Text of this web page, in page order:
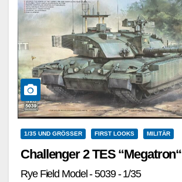
1/35 UND GRÖSSER FIRST LOOKS MILITÄR
Challenger 2 TES “Megatron“
Rye Field Model - 5039 - 1/35